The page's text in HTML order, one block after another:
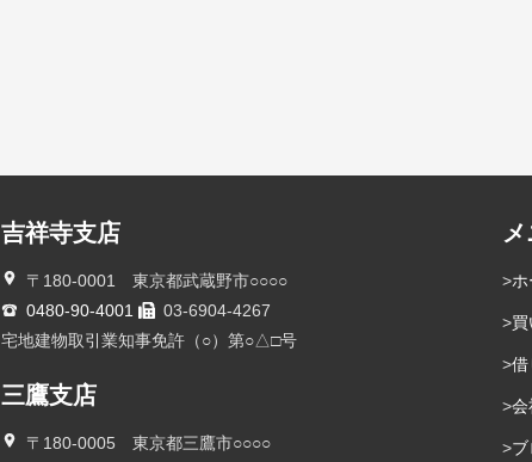
吉祥寺支店
〒180-0001 東京都武蔵野市○○○○
0480-90-4001
03-6904-4267
宅地建物取引業知事免許（○）第○△□号
三鷹支店
〒180-0005 東京都三鷹市○○○○
ホ
借
会